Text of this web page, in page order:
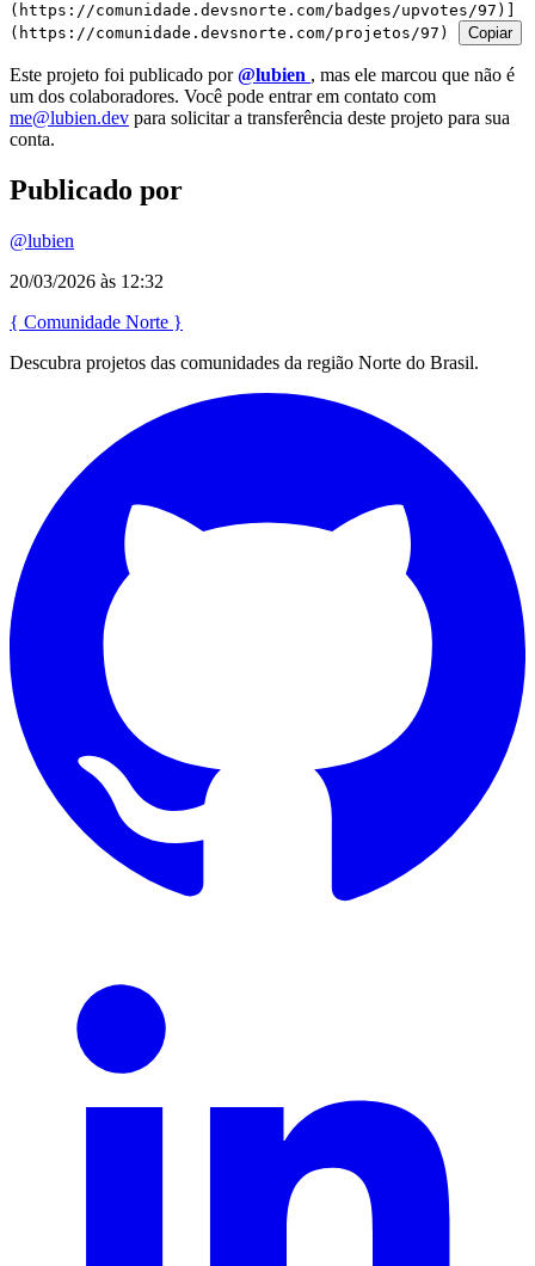
(https://comunidade.devsnorte.com/badges/upvotes/97)]
(https://comunidade.devsnorte.com/projetos/97)
Copiar
Este projeto foi publicado por@lubien , mas ele marcou que não é
um dos colaboradores. Você pode entrar em contato com
me@lubien.dev para solicitar a transferência deste projeto para sua
conta.
Publicado por
@lubien
20/03/2026 às 12:32
{ Comunidade Norte }
Descubra projetos das comunidades da região Norte do Brasil.